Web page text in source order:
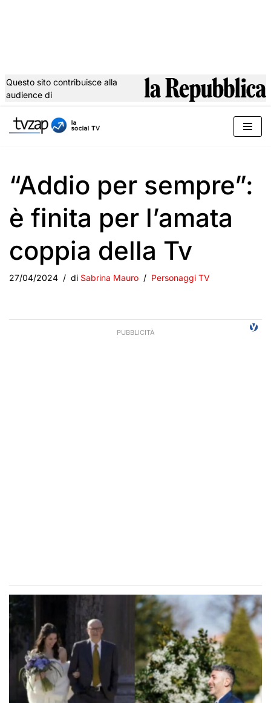
al
Questo sito contribuisce alla
audience di
“Addio per sempre”:
è finita per l’amata
coppia della Tv
27/04/2024 di Sabrina Mauro Personaggi TV